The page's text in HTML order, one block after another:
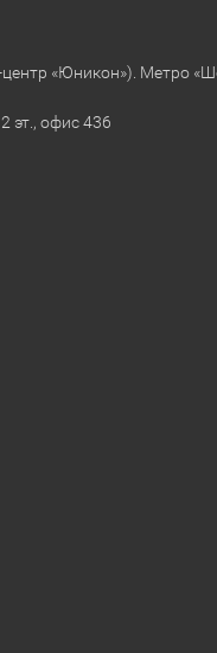
«Юникон»). Метро
эт., офис 436